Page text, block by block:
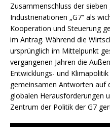
Zusammenschluss der
Industrienationen „G7“ als
Kooperation und Steuerung
im Antrag. Während die
ursprünglich im Mittelpunkt
vergangenen Jahren die
Entwicklungs- und
gemeinsamen Antworten auf
globalen Herausforderungen
Zentrum der Politik der G7